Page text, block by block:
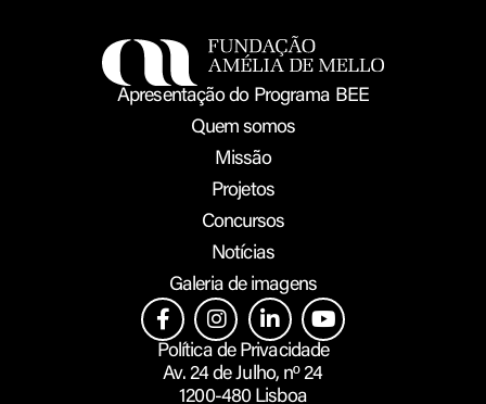
Apresentação do Programa BEE
Quem somos
Missão
Projetos
Concursos
Notícias
Galeria de imagens
Política de Privacidade
Av. 24 de Julho, nº 24
1200-480 Lisboa